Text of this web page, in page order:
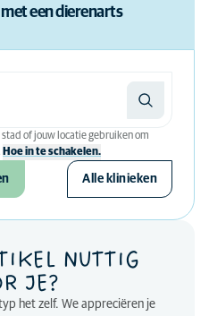
een dierenarts
of jouw locatie gebruiken om
Hoe in te schakelen.
Alle klinieken
NUTTIG
JE?
het zelf. We appreciëren je